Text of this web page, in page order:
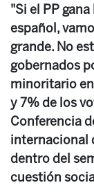
"Si el PP
español,
grande. No
gobernados
minoritario en
y 7% de los
Conferencia
internacional
dentro del
cuestión